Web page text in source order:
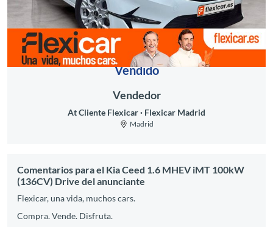
Vendido
Vendedor
At Cliente Flexicar Flexicar Madrid
Madrid
Comentarios para el Kia Ceed 1.6 MHEV iMT 100kW
(136CV) Drive del anunciante
Flexicar, una vida, muchos cars.
Compra. Vende. Disfruta.